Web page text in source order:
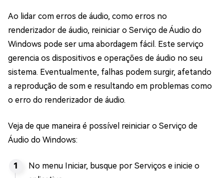
Ao lidar com erros de áudio, como erros no
renderizador de áudio, reiniciar o Serviço de Áudio do
Windows pode ser uma abordagem fácil. Este serviço
gerencia os dispositivos e operações de áudio no seu
sistema. Eventualmente, falhas podem surgir, afetando
a reprodução de som e resultando em problemas como
o erro do renderizador de áudio.
Veja de que maneira é possível reiniciar o Serviço de
Áudio do Windows:
No menu Iniciar, busque por Serviços e inicie o